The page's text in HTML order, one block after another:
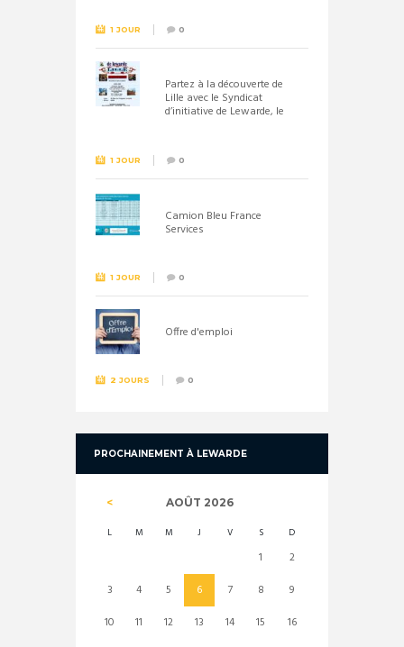
1 JOUR 0
Partez à la découverte de
Lille avec le Syndicat
d’initiative de Lewarde, le
1 JOUR 0
Camion Bleu France
Services
1 JOUR 0
Offre d'emploi
2 JOURS 0
PROCHAINEMENT À LEWARDE
AOÛT 2026
L M M J V S D
1
2
3
4 5 6 7 8
9
10
11 12 13 14 15
16